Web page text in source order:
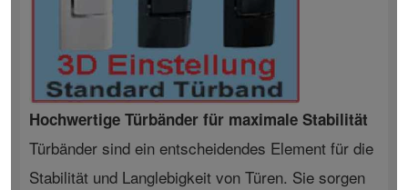
Hochwertige Türbänder für maximale Stabilität
Türbänder sind ein entscheidendes Element für die
Stabilität und Langlebigkeit von Türen. Sie sorgen